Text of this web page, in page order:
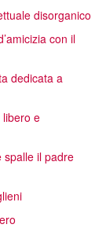
disorganico
con il
dedicata a
libero e
spalle il padre